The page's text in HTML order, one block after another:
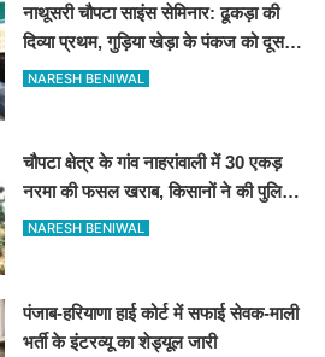
नाथूसरी चौपटा साइंस सेमिनार: ढूकड़ा की
दिव्या प्रथम, गुड़िया खेड़ा के पंकज को दूसरा
स्थान
NARESH BENIWAL
चौपटा क्षेत्र के गांव नाहरांवाली में 30 एकड़
नरमा की फसल खराब, किसानों ने की पुलिस
व कृषि विभाग से जांच की मांग
NARESH BENIWAL
पंजाब-हरियाणा हाई कोर्ट में सफाई सेवक-माली
भर्ती के इंटरव्यू का शेड्यूल जारी